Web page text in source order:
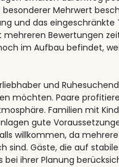
Mehrwert
und das
Bewertungen
im Aufbau befindet,
und
möchten. Paare
Familien mit
gute
willkommen, da
sind. Gäste, die auf
bei ihrer Planung